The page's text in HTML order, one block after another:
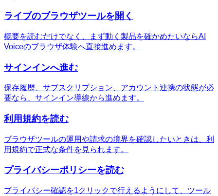
ライブのブラウザツールを開く
概要を読むだけでなく、まず動く製品を確かめたいならAI
Voiceのブラウザ体験へ直接進めます。
サインインへ進む
保存履歴、サブスクリプション、アカウント連携の状態が必
要なら、サインイン導線から進めます。
利用規約を読む
ブラウザツールの運用や請求の境界を確認したいときは、利
用規約で正式な条件を見られます。
プライバシーポリシーを読む
プライバシー確認を1クリックで行えるようにして、ツール